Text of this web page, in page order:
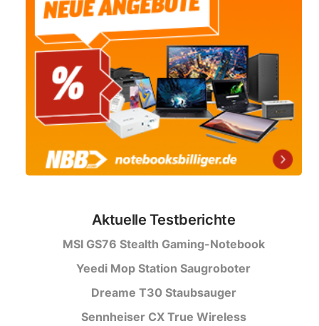
Aktuelle Testberichte
MSI GS76 Stealth Gaming-Notebook
Yeedi Mop Station Saugroboter
Dreame T30 Staubsauger
Sennheiser CX True Wireless